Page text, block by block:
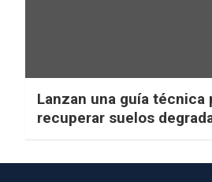
Lanzan una guía técnica
recuperar suelos